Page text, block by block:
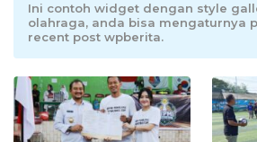
Ini contoh widget dengan style
olahraga, anda bisa mengaturnya
recent post wpberita.